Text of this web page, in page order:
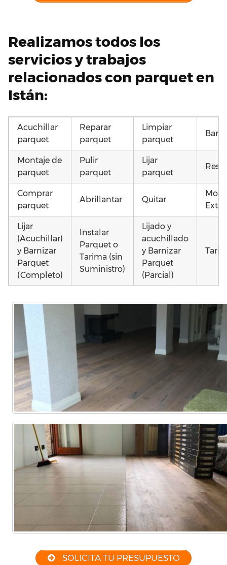
Realizamos todos los
servicios y trabajos
relacionados con parquet en
Istán:
Acuchillar
parquet
Reparar
parquet
Limpiar
parquet
Montaje de
parquet
Pulir
parquet
Lijar
parquet
Comprar
parquet
Abrillantar Quitar
Lijar
(Acuchillar)
y Barnizar
Parquet
(Completo)
Instalar
Parquet o
Tarima (sin
Suministro)
Lijado y
acuchillado
y Barnizar
Parquet
(Parcial)
parquet o
Tarima
Local
Comercial
Vivienda
(Completa)
Vivienda
SOLICITA TU PRESUPUESTO